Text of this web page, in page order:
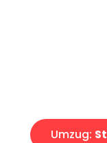
Umzug: